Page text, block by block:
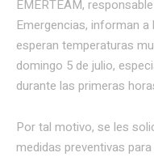
EMERTEAM,
Emergencias, informan
esperan temperaturas
domingo 5 de julio,
durante las primeras
Por tal motivo, se les
medidas preventivas